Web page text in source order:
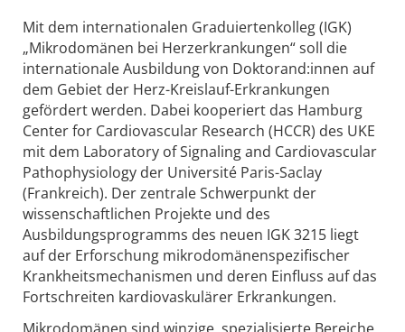
Mit dem internationalen Graduiertenkolleg (IGK)
„Mikrodomänen bei Herzerkrankungen“ soll die
internationale Ausbildung von Doktorand:innen auf
dem Gebiet der Herz-Kreislauf-Erkrankungen
gefördert werden. Dabei kooperiert das Hamburg
Center for Cardiovascular Research (HCCR) des UKE
mit dem Laboratory of Signaling and Cardiovascular
Pathophysiology der Université Paris-Saclay
(Frankreich). Der zentrale Schwerpunkt der
wissenschaftlichen Projekte und des
Ausbildungsprogramms des neuen IGK 3215 liegt
auf der Erforschung mikrodomänenspezifischer
Krankheitsmechanismen und deren Einfluss auf das
Fortschreiten kardiovaskulärer Erkrankungen.